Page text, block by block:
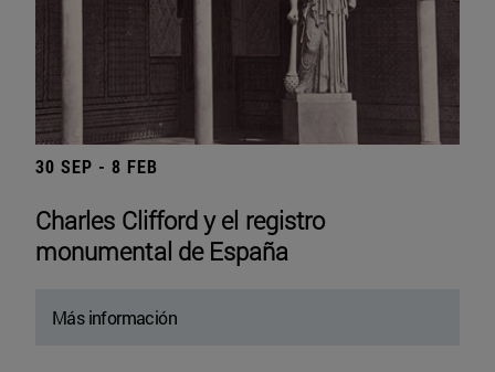
30 SEP - 8 FEB
Charles Clifford y el registro
monumental de España
Más información